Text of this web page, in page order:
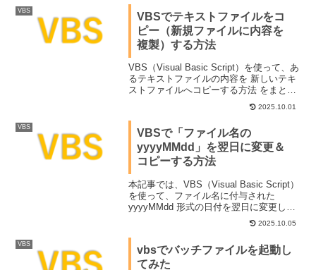
VBS
VBSでテキストファイルをコ
ピー（新規ファイルに内容を
複製）する方法
VBS（Visual Basic Script）を使って、あ
るテキストファイルの内容を 新しいテキ
ストファイルへコピーする方法 をまとめ
てみました。既存ファイルの内容を別フ
ァイルに複製したい場合や、バックアッ
プ用のテキストファイルを自動生成した
い場面で利用できるかと思います。
2025.10.01
VBS
VBSで「ファイル名の
yyyyMMdd」を翌日に変更＆
コピーする方法
本記事では、VBS（Visual Basic Script）
を使って、ファイル名に付与された
yyyyMMdd 形式の日付を翌日に変更しつ
つ、元ファイルを別フォルダにコピーす
る方法を解説します。たとえば
「hogehoge_20250907.txt」をコピーして
バックアップを取り、さらに
「hogehoge_20250908.txt」にリネームし
2025.10.05
VBS
vbsでバッチファイルを起動し
てみた